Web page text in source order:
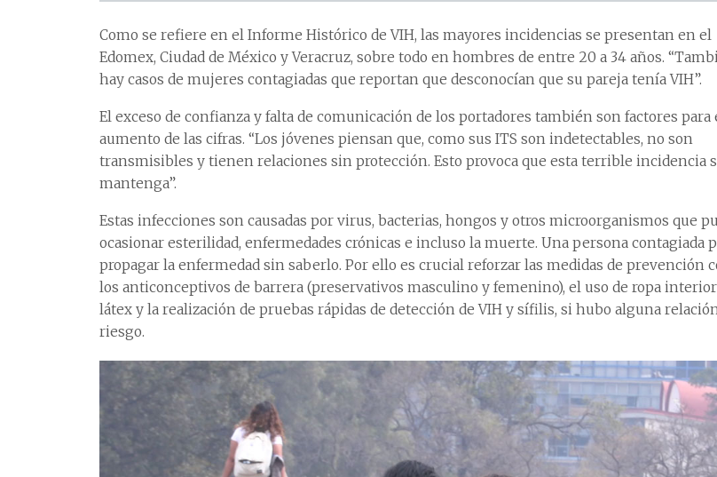
Como se refiere en el Informe Histórico de VIH, las mayores incidencias se presentan en el
Edomex, Ciudad de México y Veracruz, sobre todo en hombres de entre 20 a 34 años.
hay casos de mujeres contagiadas que reportan que desconocían que su pareja tenía VIH”.
El exceso de confianza y falta de comunicación de los portadores también son factores para
aumento de las cifras. “Los jóvenes piensan que, como sus ITS son indetectables, no son
transmisibles y tienen relaciones sin protección. Esto provoca que esta terrible incidencia
mantenga”.
Estas infecciones son causadas por virus, bacterias, hongos y otros microorganismos que
ocasionar esterilidad, enfermedades crónicas e incluso la muerte. Una persona contagiada
propagar la enfermedad sin saberlo. Por ello es crucial reforzar las medidas de prevención
los anticonceptivos de barrera (preservativos masculino y femenino), el uso de ropa
látex y la realización de pruebas rápidas de detección de VIH y sífilis, si hubo alguna
riesgo.